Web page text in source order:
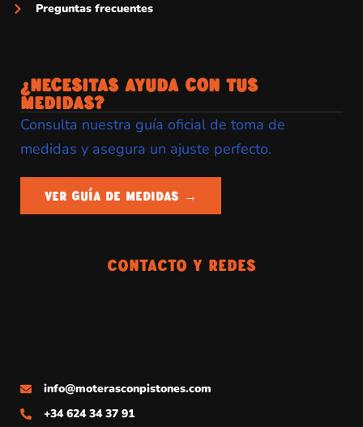
Preguntas frecuentes
¿NECESITAS AYUDA CON TUS
MEDIDAS?
Consulta nuestra guía oficial de toma de
medidas y asegura un ajuste perfecto.
VER GUÍA DE MEDIDAS →
Contacto Y Redes
info@moterasconpistones.com
+34 624 34 37 91